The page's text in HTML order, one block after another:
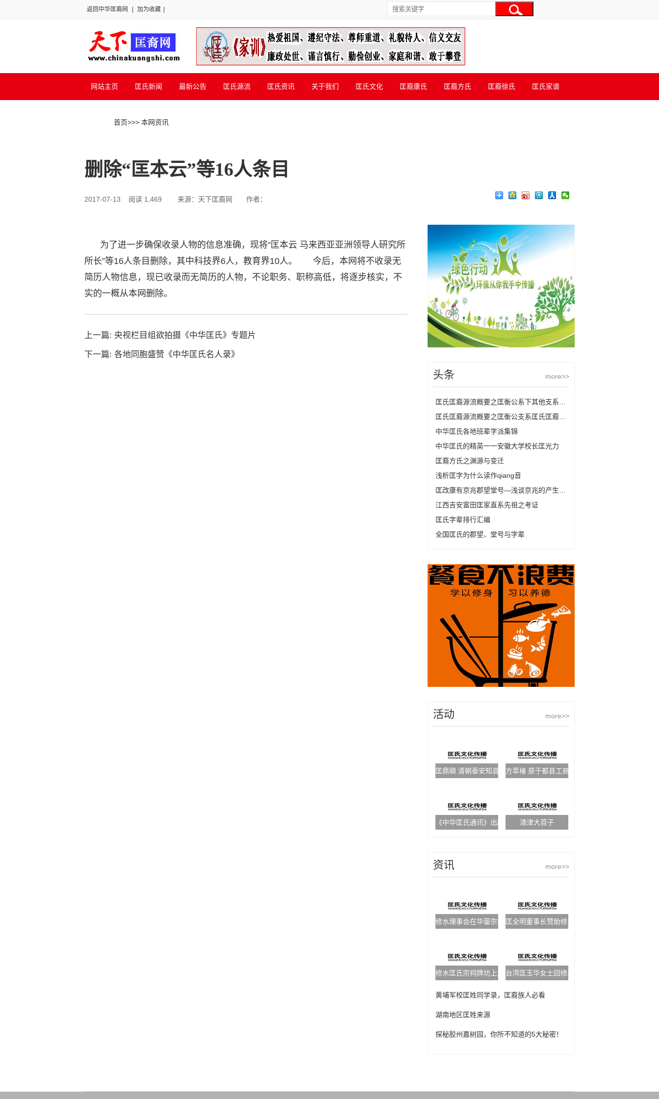
返回中华匡裔网 加为收藏
网站主页 匡氏新闻 最新公告 匡氏源流 匡氏资讯 关于我们 匡氏文化 匡裔康氏 匡裔方氏 匡裔徐氏 匡氏家谱
首页>>> 本网资讯
删除“匡本云”等16人条目
2017-07-13 阅读 1,469 来源：天下匡裔网 作者：
为了进一步确保收录人物的信息准确，现将“匡本云 马来西亚亚洲领导人研究所
所长”等16人条目删除，其中科技界6人，教育界10人。
今后，本网将不收录无
简历人物信息，现已收录而无简历的人物，不论职务、职称高低，将逐步核实，不
实的一概从本网删除。
上一篇: 央视栏目组欲拍摄《中华匡氏》专题片
下一篇: 各地同胞盛赞《中华匡氏名人录》
more>>
头条
中华匡氏各地班辈字派集锦
中华匡氏的精英一一安徽大学校长匡光力
匡裔方氏之渊源与变迁
浅析匡字为什么读作qiang音
江西吉安富田匡家直系先祖之考证
匡氏字辈排行汇编
全国匡氏的郡望、堂号与字辈
more>>
活动
匡鼎頤 清朝泰安知县 方萃椿 原于都县工商局局长
《中华匡氏通讯》出版啦 渣津大苕子
more>>
资讯
修水理事会在华蓥宗祠祭祖匡全明董事长赞助修水宗祠配套工程一万元
修水匡氏宗祠牌坊上梁典礼台湾匡玉华女士回修水参拜宗祠
黄埔军校匡姓同学录，匡裔族人必看
湖南地区匡姓来源
探秘胶州嘉树园，你所不知道的5大秘密！